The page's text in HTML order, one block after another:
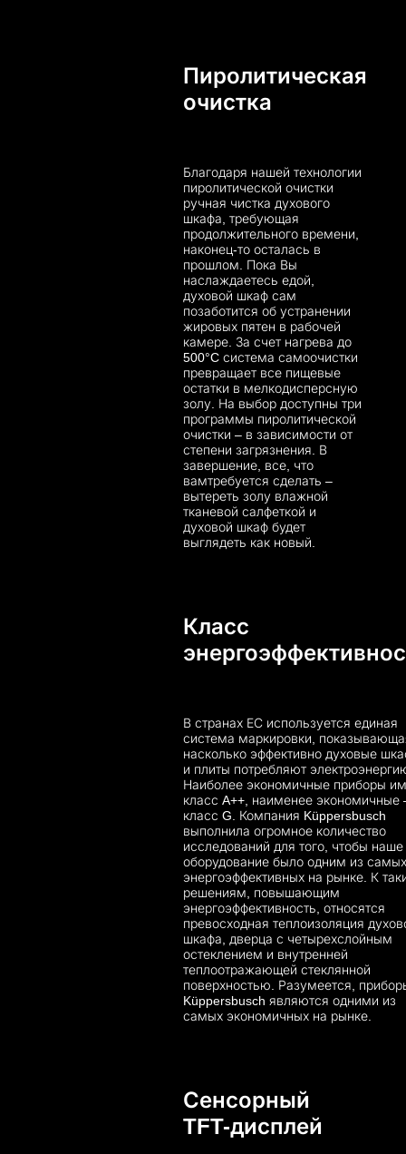
Пиролитическая
очистка
Благодаря нашей технологии
пиролитической очистки
ручная чистка духового
шкафа, требующая
продолжительного времени,
наконец-то осталась в
прошлом. Пока Вы
наслаждаетесь едой,
духовой шкаф сам
позаботится об устранении
жировых пятен в рабочей
камере. За счет нагрева до
500°C система самоочистки
превращает все пищевые
остатки в мелкодисперсную
золу. На выбор доступны три
программы пиролитической
очистки – в зависимости от
степени загрязнения. В
завершение, все, что
вамтребуется сделать –
вытереть золу влажной
тканевой салфеткой и
духовой шкаф будет
выглядеть как новый.
Класс
В странах ЕС используется единая
система маркировки,
насколько эффективно духовые
и плиты потребляют
Наиболее экономичные приборы
класс A++, наименее экономичные
класс G. Компания Küppersbusch
выполнила огромное количество
исследований для того, чтобы наше
оборудование было одним из
энергоэффективных на рынке. К
решениям, повышающим
энергоэффективность, относятся
превосходная теплоизоляция
шкафа, дверца с четырехслойным
остеклением и внутренней
теплоотражающей стеклянной
поверхностью. Разумеется,
Küppersbusch являются одними из
самых экономичных на рынке.
Сенсорный
TFT-дисплей